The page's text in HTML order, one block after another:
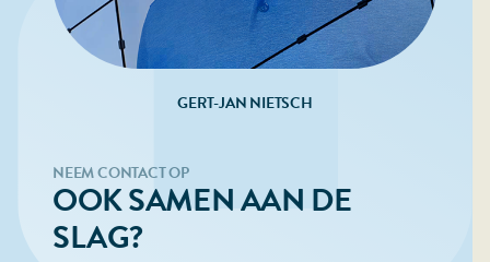
GERT-JAN NIETSCH
NEEM CONTACT OP
OOK SAMEN AAN DE
SLAG?